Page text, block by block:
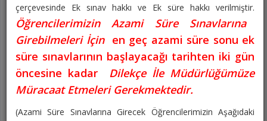
çerçevesinde Ek sınav hakkı ve Ek süre hakkı verilmiştir.
Öğrencilerimizin Azami Süre Sınavlarına
Girebilmeleri İçin en geç azami süre sonu ek
süre sınavlarının başlayacağı tarihten iki gün
öncesine kadar
Dilekçe İle Müdürlüğümüze
Müracaat Etmeleri Gerekmektedir.
(Azami Süre Sınavlarına Girecek Öğrencilerimizin Aşağıdaki